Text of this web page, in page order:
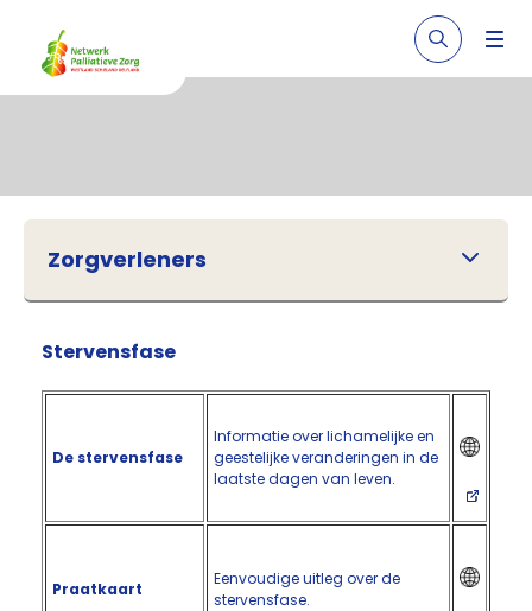
Zorgverleners
Stervensfase
De stervensfase
Informatie over lichamelijke en
geestelijke veranderingen in de
laatste dagen van leven.
Praatkaart
Eenvoudige uitleg over de
stervensfase.